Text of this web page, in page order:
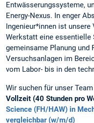
Entwässerungssysteme,
Energy-Nexus. In enger
Ingenieur*innen ist
Werkstatt eine essentielle
gemeinsame Planung und
Versuchsanlagen im
vom Labor- bis in den
Wir suchen für unser Team
Vollzeit (40 Stunden pro
Science (FH/HAW) in
vergleichbar (w/m/d)